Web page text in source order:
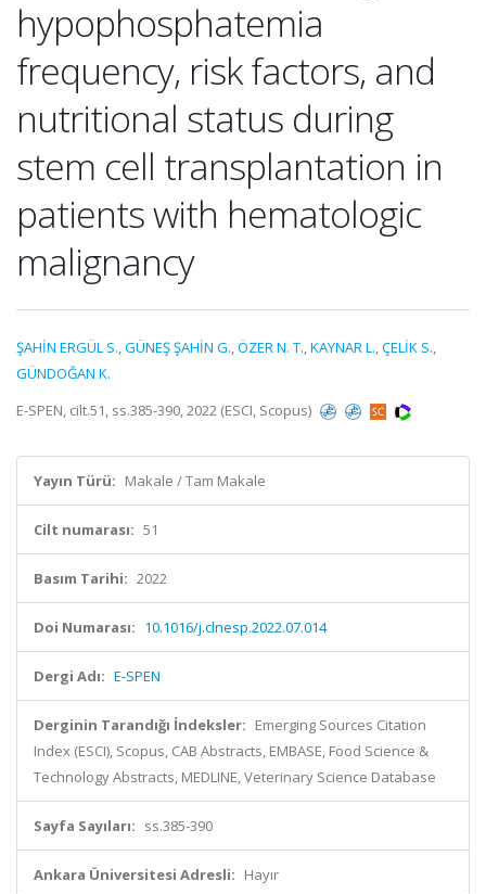
hypophosphatemia
frequency, risk factors, and
nutritional status during
stem cell transplantation in
patients with hematologic
malignancy
ŞAHİN ERGÜL S.,GÜNEŞ ŞAHİN G.,ÖZER N. T.,KAYNAR L.,ÇELİK S.,
GÜNDOĞAN K.
E-SPEN, cilt.51, ss.385-390, 2022 (ESCI, Scopus)
Yayın Türü: Makale / Tam Makale
Cilt numarası: 51
Basım Tarihi: 2022
Doi Numarası: 10.1016/j.clnesp.2022.07.014
Dergi Adı: E-SPEN
Derginin Tarandığı İndeksler: Emerging Sources Citation
Index (ESCI), Scopus, CAB Abstracts, EMBASE, Food Science &
Technology Abstracts, MEDLINE, Veterinary Science Database
Sayfa Sayıları: ss.385-390
Ankara Üniversitesi Adresli: Hayır